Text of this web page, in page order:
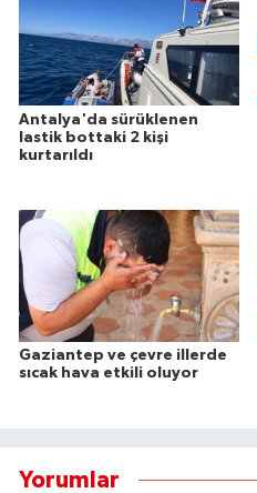
Antalya'da sürüklenen
lastik bottaki 2 kişi
kurtarıldı
Gaziantep ve çevre illerde
sıcak hava etkili oluyor
Yorumlar